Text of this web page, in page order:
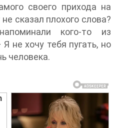
своего прихода на
сказал плохого слова?
кого-то из
не хочу тебя пугать, но
человека.